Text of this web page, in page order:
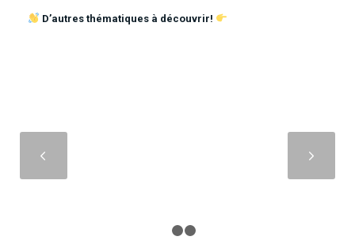
D’autres thématiques à découvrir!